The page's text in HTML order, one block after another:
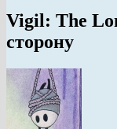
Vigil: The
сторону